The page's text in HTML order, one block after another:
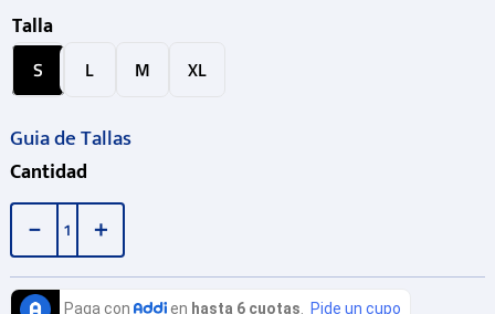
Talla
S L M XL
Guia de Tallas
Cantidad
＋
－